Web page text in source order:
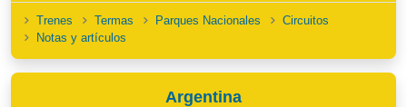
Trenes Termas Parques Nacionales
Circuitos
Notas y artículos
Argentina